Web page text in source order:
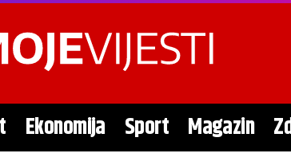
Ekonomija Sport Magazin